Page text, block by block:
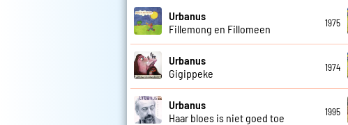
Urbanus
Fillemong en Fillomeen
1975
Urbanus
Gigippeke
1974
Urbanus
Haar bloes is niet goed toe
1995